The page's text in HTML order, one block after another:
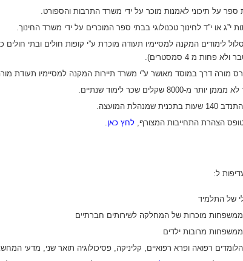
ספר על תיכוני לאמנות מוכר על ידי משרד התרבות והספורט.
י”ג או י”ד לחינוך טכנולוגי בבתי ספר המוכרים על ידי משרד החינוך.
פחות מ 4 סמסטרים).
מורה דרך במוסד מאושר ע”י משרד תיירות המקנה למסיימיו תעודת
מ-8000 שקלים שכר לימוד שנתיים.
שמנהלת המועצה.
הצהרת התחייבות המצורף, לחץ כאן.
ל:
של התלמיד
ממשפחות מוכרות של המחלקה לשירותים חברתיים
מרובות ילדים
רפואה ופרא רפואיים, קליניקה, פסיכולוגיה תואר שני, מדעי